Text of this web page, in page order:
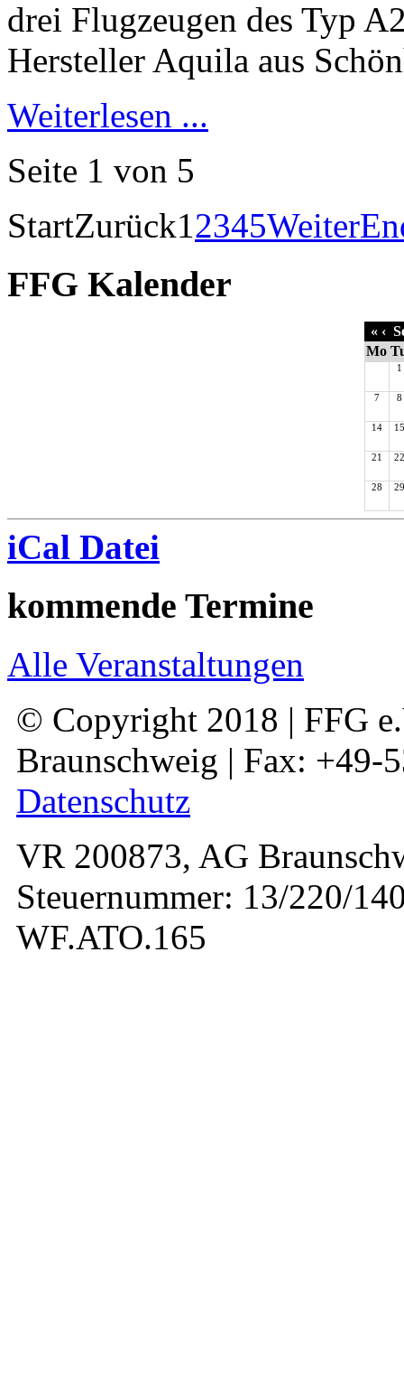
Weiterlesen ...
Seite 1 von 5
StartZurück12345Weiter
FFG Kalender
« ‹
Mo
1
7 8
14 15
21 22
28 29
iCal Datei
kommende Termine
Alle Veranstaltungen
© Copyright 2018 | FFG
Braunschweig | Fax: +49-
Datenschutz
VR 200873, AG
Steuernummer: 13/220/
WF.ATO.165